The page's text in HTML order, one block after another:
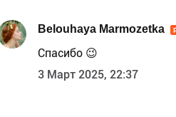
Belouhaya Marmozetka
Спасибо 😉
3 Март 2025, 22:37